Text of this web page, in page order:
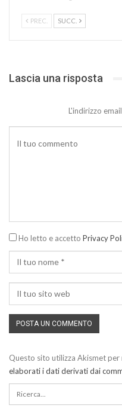
PREC. SUCC.
Lascia una risposta
L'indirizzo
Ho letto e accetto Privacy
Questo sito utilizza Akismet per
elaborati i dati derivati dai